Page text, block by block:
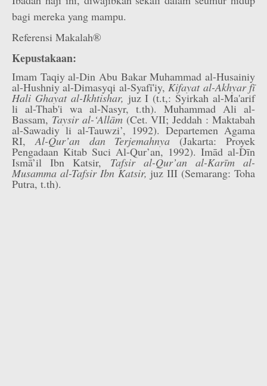
bagi mereka yang mampu.
Referensi Makalah®
Kepustakaan:
Imam Taqiy al-Din Abu Bakar Muhammad al-Husainiy
al-Hushniy al-Dimasyqi al-Syafī'iy,Kifayat al-Akhyar fī
Hali Ghayat al-Ikhtishar, juz I (t.t,: Syirkah al-Ma'arif
li al-Thab'i wa al-Nasyr, t.th). Muhammad Ali al-
Bassam, Taysir al-‘Allām (Cet. VII; Jeddah : Maktabah
al-Sawadiy li al-Tauwzi’, 1992). Departemen Agama
RI,Al-Qur’an dan Terjemahnya(Jakarta: Proyek
Pengadaan Kitab Suci Al-Qur’an, 1992). Imād al-Dīn
Ismā’il Ibn Katsir, Tafsir al-Qur’an al-Karīm al-
Musamma al-Tafsir Ibn Katsir, juz III (Semarang: Toha
Putra, t.th).